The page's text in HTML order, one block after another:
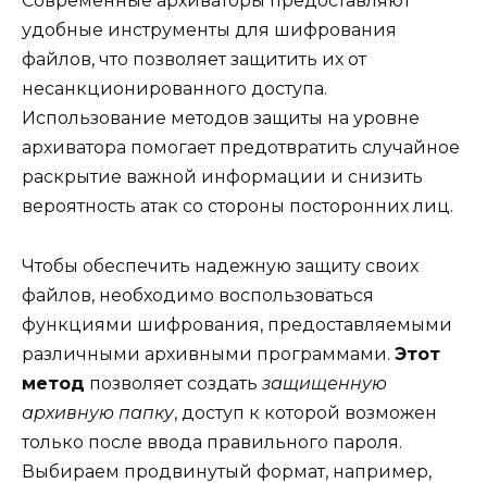
удобные инструменты для шифрования
файлов, что позволяет защитить их от
несанкционированного доступа.
Использование методов защиты на уровне
архиватора помогает предотвратить случайное
раскрытие важной информации и снизить
вероятность атак со стороны посторонних лиц.
Чтобы обеспечить надежную защиту своих
файлов, необходимо воспользоваться
функциями шифрования, предоставляемыми
различными архивными программами. Этот
метод позволяет создать защищенную
архивную папку, доступ к которой возможен
только после ввода правильного пароля.
Выбираем продвинутый формат, например,